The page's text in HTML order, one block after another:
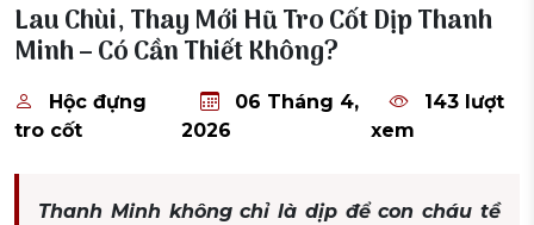
Lau Chùi, Thay Mới Hũ Tro Cốt Dịp Thanh
Minh – Có Cần Thiết Không?
Hộc đựng
tro cốt
06 Tháng 4,
2026
143 lượt
xem
Thanh Minh không chỉ là dịp để con cháu tề